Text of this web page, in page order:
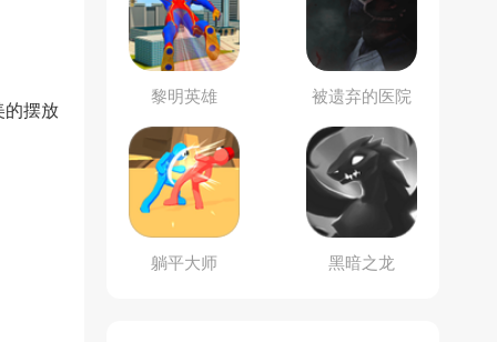
的摆放
黎明英雄 被遗弃的医院
躺平大师 黑暗之龙